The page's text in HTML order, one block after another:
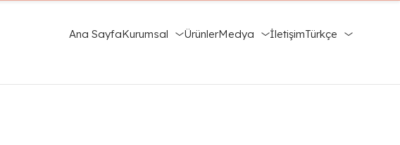
Ana SayfaKurumsal ÜrünlerMedya İletişimTürkçe